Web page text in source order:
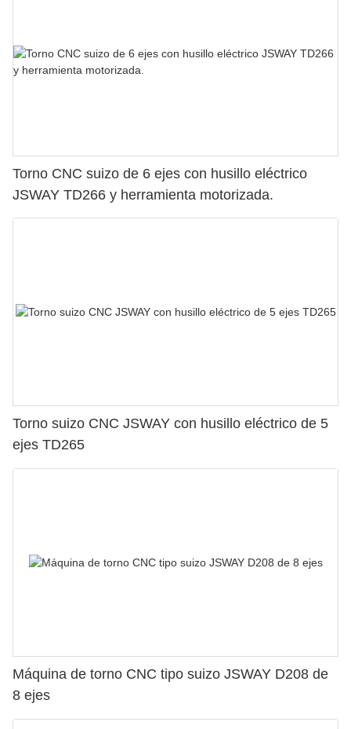
Torno CNC suizo de 6 ejes con husillo eléctrico
JSWAY TD266 y herramienta motorizada.
Torno suizo CNC JSWAY con husillo eléctrico de 5
ejes TD265
Máquina de torno CNC tipo suizo JSWAY D208 de
8 ejes